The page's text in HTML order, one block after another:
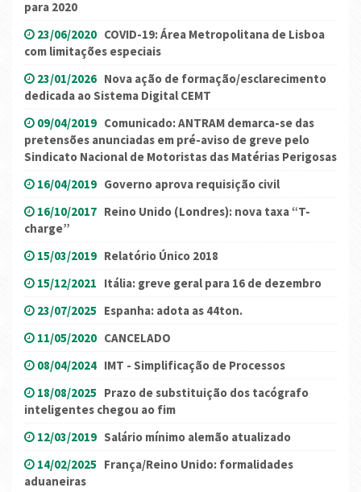
para 2020
23/06/2020 COVID-19: Área Metropolitana de Lisboa
com limitações especiais
23/01/2026 Nova ação de formação/esclarecimento
dedicada ao Sistema Digital CEMT
09/04/2019 Comunicado: ANTRAM demarca-se das
pretensões anunciadas em pré-aviso de greve pelo
Sindicato Nacional de Motoristas das Matérias Perigosas
16/04/2019 Governo aprova requisição civil
16/10/2017 Reino Unido (Londres): nova taxa “T-
charge”
15/03/2019 Relatório Único 2018
15/12/2021 Itália: greve geral para 16 de dezembro
23/07/2025 Espanha: adota as 44ton.
11/05/2020 CANCELADO
08/04/2024 IMT - Simplificação de Processos
18/08/2025 Prazo de substituição dos tacógrafo
inteligentes chegou ao fim
12/03/2019 Salário mínimo alemão atualizado
14/02/2025 França/Reino Unido: formalidades
aduaneiras